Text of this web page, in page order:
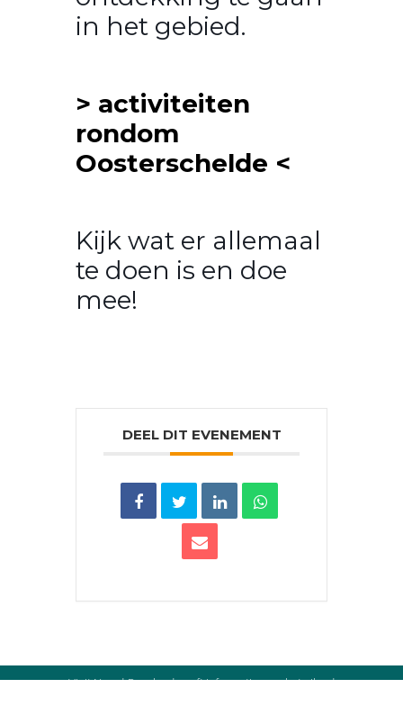
in het gebied.
> activiteiten
rondom
Oosterschelde <
Kijk wat er allemaal
te doen is en doe
mee!
DEEL DIT EVENEMENT
Visit Noord-Beveland geeft informatie over het eiland